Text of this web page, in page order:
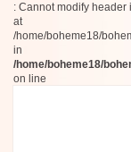
: Cannot modify header
at
/home/boheme18/
in
/home/boheme18/
on line